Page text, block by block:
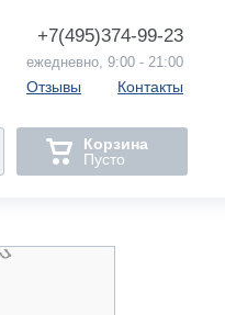
+7(495)374-99-23
ежедневно, 9:00 - 21:00
Отзывы Контакты
Корзина
Пусто